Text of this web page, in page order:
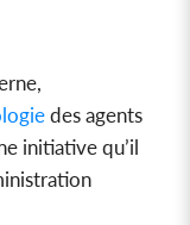
des agents
initiative qu’il
civile, le
valide six dé...